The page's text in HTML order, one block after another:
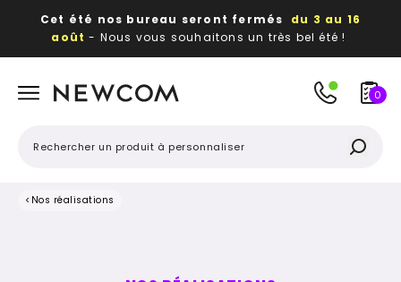
Cet été nos bureau seront fermés du 3 au 16
août - Nous vous souhaitons un très bel été !
publicitaires
0
< Nos réalisations